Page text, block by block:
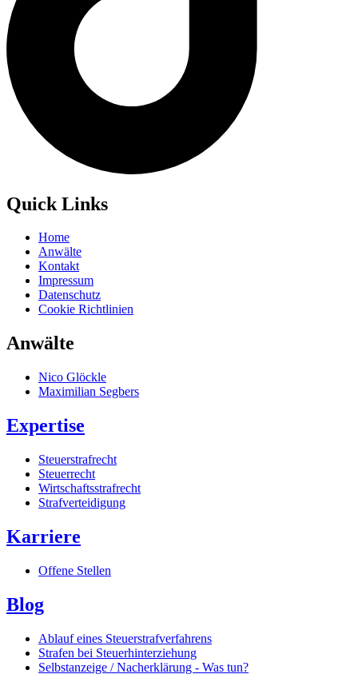
Quick Links
Home
Anwälte
Kontakt
Impressum
Datenschutz
Cookie Richtlinien
Anwälte
Nico Glöckle
Maximilian Segbers
Expertise
Steuerstrafrecht
Steuerrecht
Wirtschaftsstrafrecht
Strafverteidigung
Karriere
Offene Stellen
Blog
Ablauf eines Steuerstrafverfahrens
Strafen bei Steuerhinterziehung
Selbstanzeige / Nacherklärung - Was tun?